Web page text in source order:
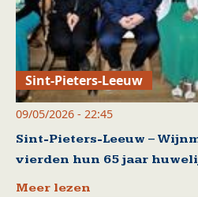
Sint-Pieters-Leeuw
09/05/2026 - 22:45
Sint-Pieters-Leeuw –
vierden hun 65 jaar
Meer lezen